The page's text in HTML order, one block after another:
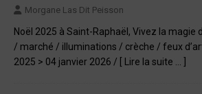
Morgane Las Dit Peisson
Noël 2025 à Saint-Raphaël, Vivez la magie
/ marché / illuminations / crèche / feux
2025 > 04 janvier 2026 / [ Lire la suite … ]